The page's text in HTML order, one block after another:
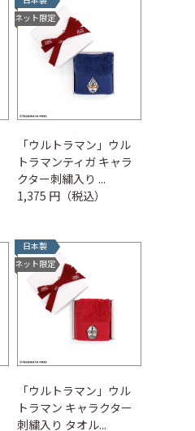
ネット限定
「ウルトラマン」ウル
トラマンティガ キャラ
クター刺繍入り ...
1,375 円（税込）
日本製
ネット限定
「ウルトラマン」ウル
トラマン キャラクター
刺繍入り タオル...